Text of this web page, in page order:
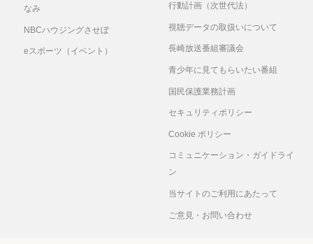
なみ
NBCハウジングさせぼ
eスポーツ（イベント）
行動計画（次世代法）
視聴データの取扱いについて
長崎放送番組審議会
青少年に見てもらいたい番組
国民保護業務計画
セキュリティポリシー
Cookie ポリシー
コミュニケーション・ガイドライ
ン
当サイトのご利用にあたって
ご意見・お問い合わせ